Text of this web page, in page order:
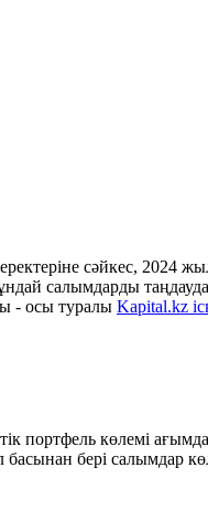
сәйкес, 2024
салымдарды
- осы туралы Kapital.kz
портфель көлемі
бері салымдар